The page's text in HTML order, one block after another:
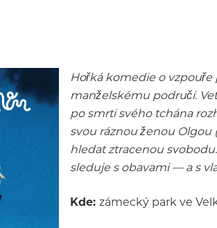
Hořká komedie o
manželskému područí.
po smrti svého tchána
svou ráznou ženou Olgou
hledat ztracenou
sleduje s obavami — a s
Kde: zámecký park ve